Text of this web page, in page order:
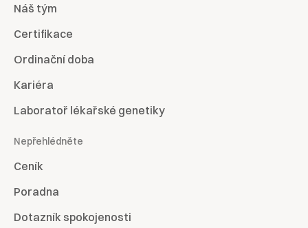
Náš tým
Certifikace
Ordinační doba
Kariéra
Laboratoř lékařské genetiky
Nepřehlédněte
Ceník
Poradna
Dotazník spokojenosti